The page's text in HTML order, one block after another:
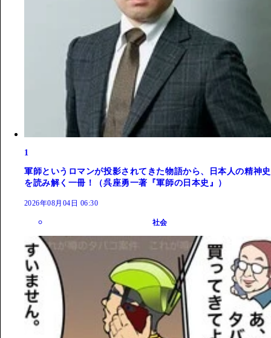
1
軍師というロマンが投影されてきた物語から、日本人の精神史
を読み解く一冊！（呉座勇一著『軍師の日本史』）
2026年08月04日 06:30
社会